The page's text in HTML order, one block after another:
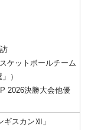
ケットボールチーム
）
2026決勝大会他優
ギスカンⅫ」